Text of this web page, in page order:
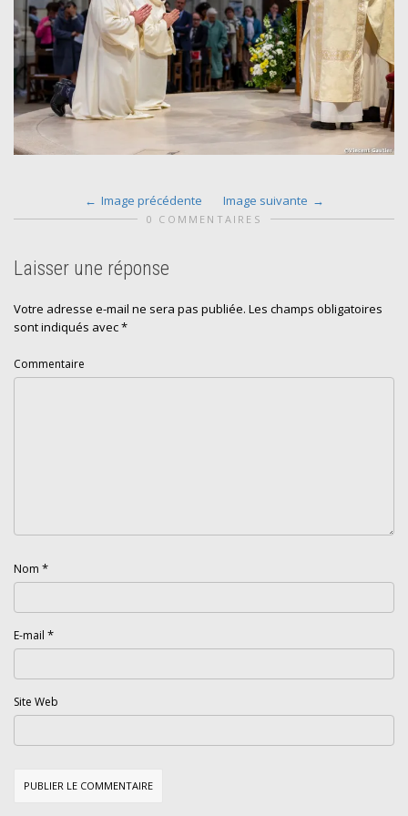
Image précédente Image suivante
0 COMMENTAIRES
Laisser une réponse
Votre adresse e-mail ne sera pas publiée. Les champs obligatoires
sont indiqués avec*
Commentaire
Nom *
E-mail *
Site Web